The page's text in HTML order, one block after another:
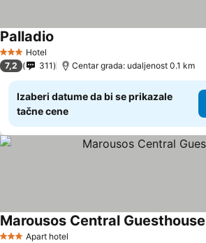
3 Zvezdice
Hotel
Palladio
7,2 311 Centar grada: udaljenost 0.1 km
Izaberi datume da bi se prikazale
tačne cene
3 ZvezdiceApart hotel
Marousos Central Guesthouse